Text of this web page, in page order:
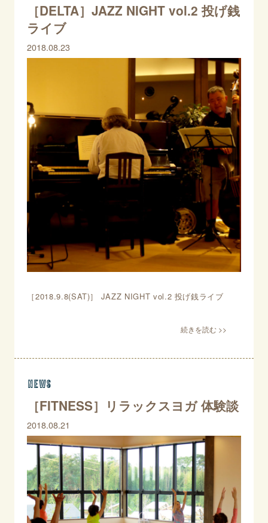
［DELTA］JAZZ NIGHT vol.2 投げ銭
ライブ
2018.08.23
［2018.9.8(SAT)］ JAZZ NIGHT vol.2 投げ銭ライブ
news
［FITNESS］リラックスヨガ 体験談
2018.08.21